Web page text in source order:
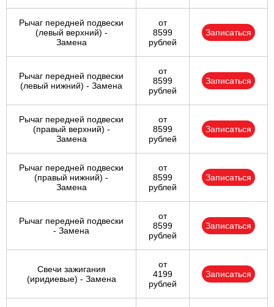
Рычаг передней подвески
(левый верхний) -
Замена
от
8599
рублей
Записаться
Рычаг передней подвески
(левый нижний) - Замена
от
8599
рублей
Записаться
Рычаг передней подвески
(правый верхний) -
Замена
от
8599
рублей
Записаться
Рычаг передней подвески
(правый нижний) -
Замена
от
8599
рублей
Записаться
Рычаг передней подвески
- Замена
от
8599
рублей
Записаться
Свечи зажигания
(иридиевые) - Замена
от
4199
рублей
Записаться